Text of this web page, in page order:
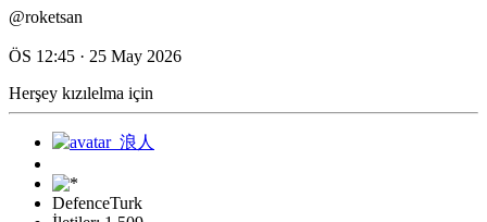
@roketsan
ÖS 12:45 · 25 May 2026
Herşey kızılelma için
DefenceTurk